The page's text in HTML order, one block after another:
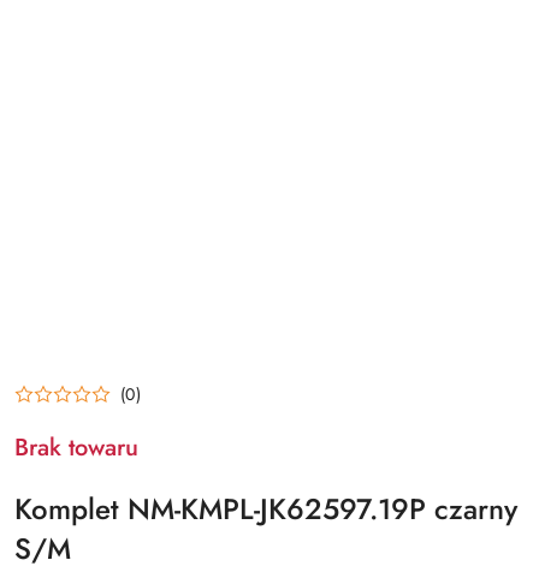
(0)
Brak towaru
Komplet NM-KMPL-JK62597.19P czarny
S/M